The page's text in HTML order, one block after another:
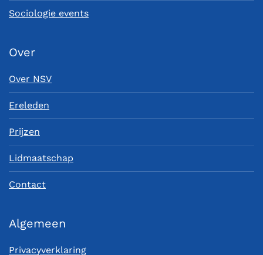
Sociologie events
Over
Over NSV
Ereleden
Prijzen
Lidmaatschap
Contact
Algemeen
Privacyverklaring